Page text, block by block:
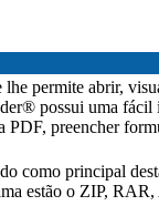
permite abrir,
possui uma fácil
PDF, preencher
como principal
estão o ZIP,